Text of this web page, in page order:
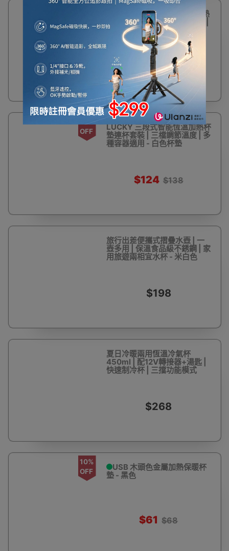
LUCKY 三段式智能恆溫加熱
杯墊連杯套裝 | 三檔調節溫度 |
多種容器適用 - 綠色杯墊
$124 $138
10%
OFF
LUCKY 三段式智能恆溫加熱杯
墊連杯套裝 | 三檔調節溫度 | 多
種容器適用 - 白色杯墊
$124 $138
旅行出差便攜式摺疊水壺 | 一
壺多用 | 保溫食品級不銹鋼 | 家
用旅遊兩相宜水杯 - 米白色
$198
夏日冷暖兩用恆溫冷氣杯
450ml | 配12V轉接器+湯匙 |
快速制冷杯 | 三擋功能模式
$268
10%
OFF
USB 木頭色金屬加熱保暖杯
墊 - 黑色
$61 $68